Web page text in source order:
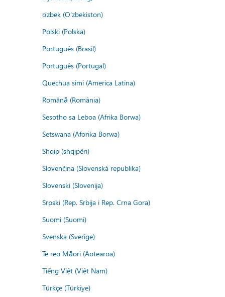
o'zbek (O'zbekiston)
Polski (Polska)
Português (Brasil)
Português (Portugal)
Quechua simi (America Latina)
Română (România)
Sesotho sa Leboa (Afrika Borwa)
Setswana (Aforika Borwa)
Shqip (shqipëri)
Slovenčina (Slovenská republika)
Slovenski (Slovenija)
Srpski (Rep. Srbija i Rep. Crna Gora)
Suomi (Suomi)
Svenska (Sverige)
Te reo Māori (Aotearoa)
Tiếng Việt (Việt Nam)
Türkçe (Türkiye)